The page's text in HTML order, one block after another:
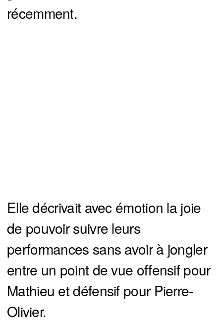
récemment.
Elle décrivait avec émotion la joie
de pouvoir suivre leurs
performances sans avoir à jongler
entre un point de vue offensif pour
Mathieu et défensif pour Pierre-
Olivier.